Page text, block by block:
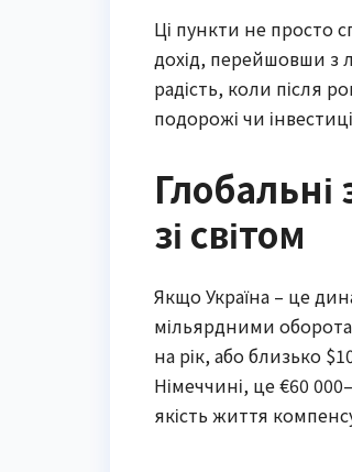
Ці пункти не просто
дохід, перейшовши з
радість, коли після
подорожі чи
Глобальні
зі світом
Якщо Україна – це
мільярдними
на рік, або близько
Німеччині, це €60
якість життя